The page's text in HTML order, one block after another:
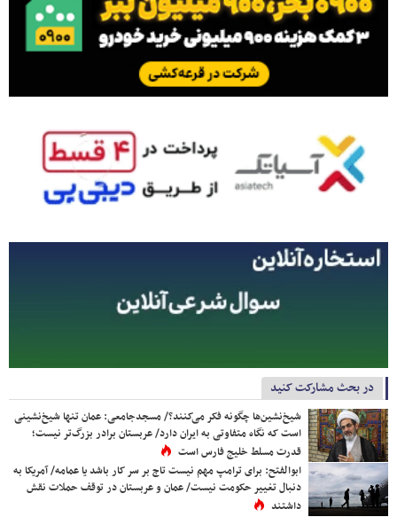
در بحث مشارکت کنید
شیخ‌نشین‌ها چگونه فکر می‌کنند؟/ مسجدجامعی: عمان تنها شیخ‌نشینی
است که نگاه متفاوتی به ایران دارد/ عربستان برادر بزرگ‌تر نیست؛
قدرت مسلط خلیج فارس است
ابوالفتح: برای ترامپ مهم نیست تاج بر سر کار باشد یا عمامه/ آمریکا به
دنبال تغییر حکومت نیست/ عمان و عربستان در توقف حملات نقش
داشتند